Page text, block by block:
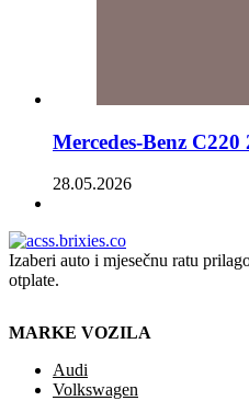
Mercedes-Benz C220
28.05.2026
Izaberi auto i mjesečnu ratu
otplate.
MARKE VOZILA
Audi
Volkswagen